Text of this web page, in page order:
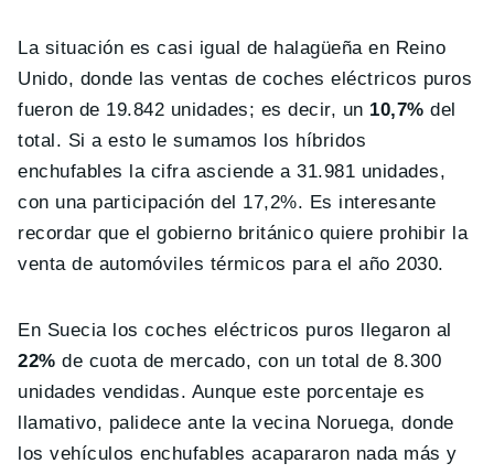
La situación es casi igual de halagüeña en Reino
Unido, donde las ventas de coches eléctricos puros
fueron de 19.842 unidades; es decir, un 10,7% del
total. Si a esto le sumamos los híbridos
enchufables la cifra asciende a 31.981 unidades,
con una participación del 17,2%. Es interesante
recordar que el gobierno británico quiere prohibir la
venta de automóviles térmicos para el año 2030.
En Suecia los coches eléctricos puros llegaron al
22% de cuota de mercado, con un total de 8.300
unidades vendidas. Aunque este porcentaje es
llamativo, palidece ante la vecina Noruega, donde
los vehículos enchufables acapararon nada más y